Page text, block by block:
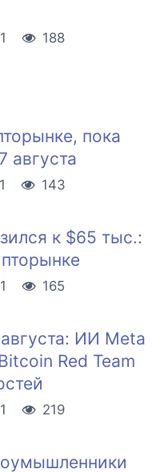
1
188
пока
августа
1
143
к $65 тыс.:
1
165
ИИ Meta
Red Team
1
219